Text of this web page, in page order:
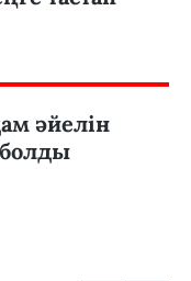
әйелін